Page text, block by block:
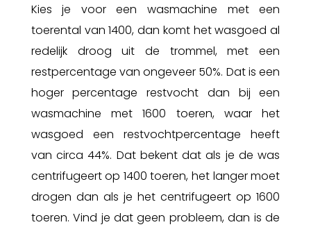
Kies je voor een wasmachine met een
toerental van 1400, dan komt het wasgoed al
redelijk droog uit de trommel, met een
restpercentage van ongeveer 50%. Dat is een
hoger percentage restvocht dan bij een
wasmachine met 1600 toeren, waar het
wasgoed een restvochtpercentage heeft
van circa 44%. Dat bekent dat als je de was
centrifugeert op 1400 toeren, het langer moet
drogen dan als je het centrifugeert op 1600
toeren. Vind je dat geen probleem, dan is de